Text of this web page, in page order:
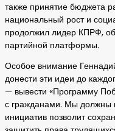
также принятие бюджета
национальный рост и
продолжил лидер КПРФ,
партийной платформы.
Особое внимание
донести эти идеи до
— вывести «Программу
с гражданами. Мы должны
инициатив позволит